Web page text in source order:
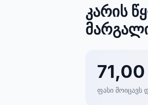
კარის
ფასი მოიცავს